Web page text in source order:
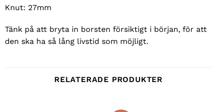
Knut: 27mm
Tänk på att bryta in borsten försiktigt i början, för att
den ska ha så lång livstid som möjligt.
RELATERADE PRODUKTER